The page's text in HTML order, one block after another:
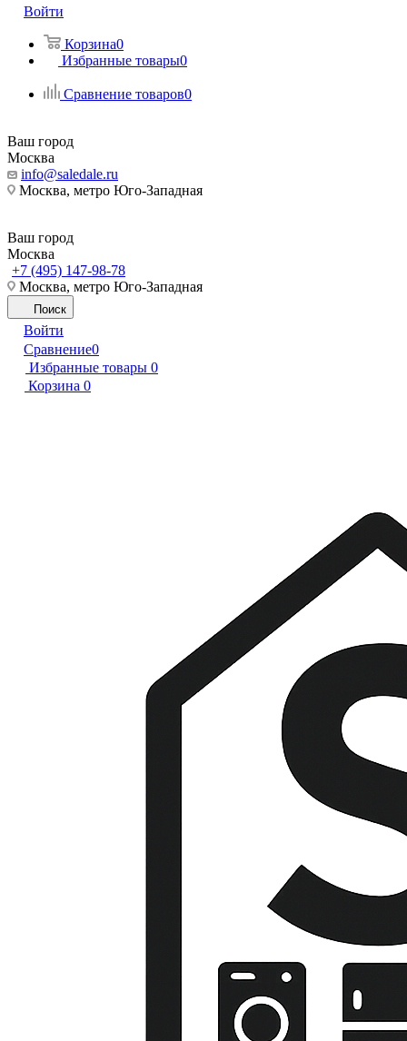
Войти
Корзина0
Избранные товары0
Сравнение товаров0
Ваш город
Москва
info@saledale.ru
Москва, метро Юго-Западная
Ваш город
Москва
+7 (495) 147-98-78
Москва, метро Юго-Западная
Поиск
Войти
Сравнение0
Избранные товары 0
Корзина 0